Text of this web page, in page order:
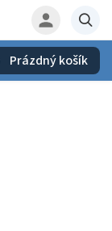
Prázdný košík